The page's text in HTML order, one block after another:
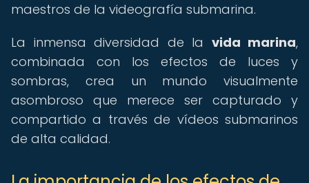
maestros de la videografía submarina.
La inmensa diversidad de la vida marina,
combinada con los efectos de luces y
sombras, crea un mundo visualmente
asombroso que merece ser capturado y
compartido a través de vídeos submarinos
de alta calidad.